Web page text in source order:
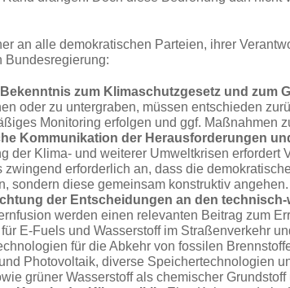
an alle demokratischen Parteien, ihrer
Bundesregierung:
zum Klimaschutzgesetz und zum
oder zu untergraben, müssen entschieden
Monitoring erfolgen und ggf. Maßnahmen
Kommunikation der Herausforderungen
der Klima- und weiterer Umweltkrisen
zwingend erforderlich an, dass die
sondern diese gemeinsam konstruktiv angehen.
der Entscheidungen an den
werden einen relevanten Beitrag zum
E-Fuels und Wasserstoff im Straßenverkehr
für die Abkehr von fossilen
Photovoltaik, diverse Speichertechnologien
grüner Wasserstoff als chemischer